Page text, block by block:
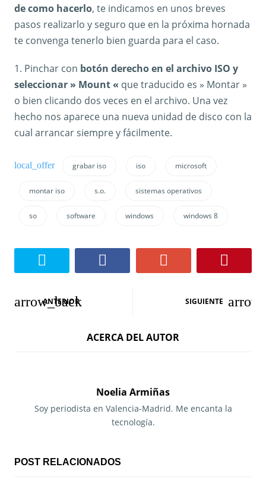
de como hacerlo, te indicamos en unos breves
pasos realizarlo y seguro que en la próxima hornada
te convenga tenerlo bien guarda para el caso.
1. Pinchar con botón derecho en el archivo ISO y
seleccionar » Mount « que traducido es » Montar »
o bien clicando dos veces en el archivo. Una vez
hecho nos aparece una nueva unidad de disco con la
cual arrancar siempre y fácilmente.
grabar iso iso microsoft
montar iso s.o. sistemas operativos
so software windows windows 8
N
i
ANTERIOR SIGUIENTE
ACERCA DEL AUTOR
Noelia Armiñas
Soy periodista en Valencia-Madrid. Me encanta la
tecnología.
POST RELACIONADOS